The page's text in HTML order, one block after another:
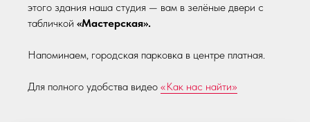
этого здания наша студия — вам в зелёные двери с
табличкой «Мастерская».
Напоминаем, городская парковка в центре платная.
Для полного удобства видео «Как нас найти»